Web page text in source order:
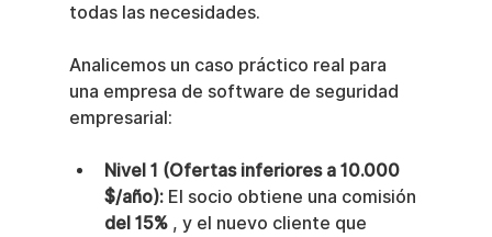
todas las necesidades.
Analicemos un caso práctico real para
una empresa de software de seguridad
empresarial:
Nivel 1 (Ofertas inferiores a 10.000
$/año): El socio obtiene una comisión
del 15% , y el nuevo cliente que